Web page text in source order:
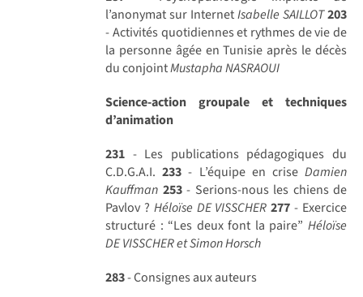
l’anonymat sur InternetIsabelle SAILLOT203
- Activités quotidiennes et rythmes de vie de
la personne âgée en Tunisie après le décès
du conjointMustapha NASRAOUI
Science-action groupale et techniques
d’animation
231 - Les publications pédagogiques du
C.D.G.A.I.233 - L’équipe en crise Damien
Kauffman 253- Serions-nous les chiens de
Pavlov ? Héloïse DE VISSCHER 277 - Exercice
structuré : “Les deux font la paire” Héloïse
DE VISSCHER et Simon Horsch
283- Consignes aux auteurs